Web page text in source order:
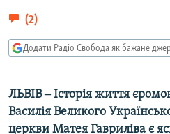
КТАТ
ДОЛУЧАЙСЯ!
(2)
Додати Радіо Свобода як бажане
ЛЬВІВ ‒ Історія життя
Василія Великого
церкви Матея Гавриліва є